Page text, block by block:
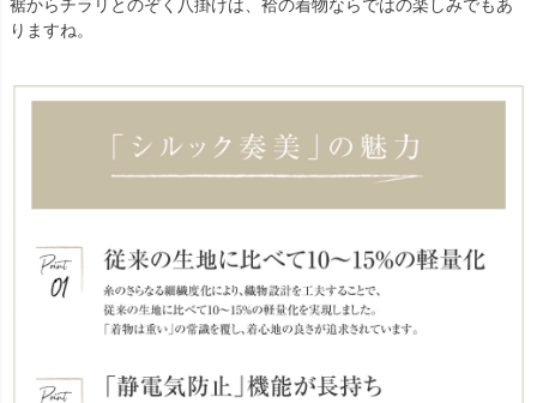
裾からチラリとのぞく八掛けは、袷の着物ならではの楽しみでもあ
りますね。